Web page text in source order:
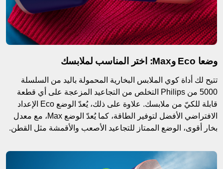
وضعا Eco وMax: اختر المناسب لملابسك
تتيح لك أداة كوي الملابس البخارية المحمولة باليد من السلسلة
5000 من Philips التخلص من التجاعيد المزعجة على أي قطعة
قابلة للكيّ من ملابسك. علاوة على ذلك، يُعدّ الوضع Eco الإعداد
الافتراضي الأفضل لتوفير الطاقة، كما يُعدّ الوضع Max، مع معدل
بخار أقوى، الوضع الممتاز للتجاعيد الأصعب والأقمشة مثل القطن.